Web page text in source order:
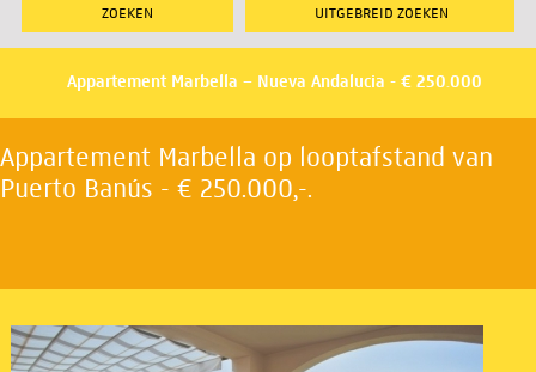
UITGEBREID ZOEKEN
Appartement Marbella – Nueva Andalucia - € 250.000
Appartement Marbella op looptafstand van
Puerto Banús - € 250.000,-.